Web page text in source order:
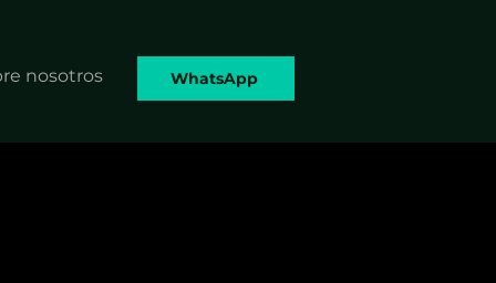
nosotros WhatsApp